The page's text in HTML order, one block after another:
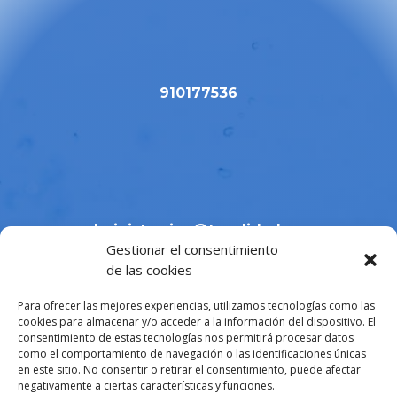
Gestionar el consentimiento
de las cookies
Para ofrecer las mejores experiencias, utilizamos tecnologías como las
cookies para almacenar y/o acceder a la información del dispositivo. El
consentimiento de estas tecnologías nos permitirá procesar datos
como el comportamiento de navegación o las identificaciones únicas
en este sitio. No consentir o retirar el consentimiento, puede afectar
negativamente a ciertas características y funciones.
910177536
administracion@tucalidad.com
Lunes a viernes de9.30h a 14.30h